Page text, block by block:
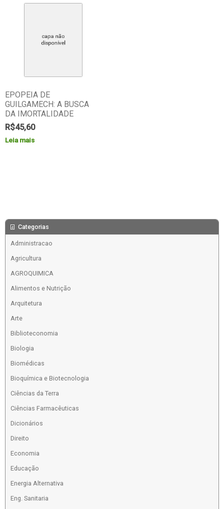
EPOPEIA DE
GUILGAMECH: A BUSCA
DA IMORTALIDADE
R$45,60
Leia mais
Categorias
Administracao
Agricultura
AGROQUIMICA
Alimentos e Nutrição
Arquitetura
Arte
Biblioteconomia
Biologia
Biomédicas
Bioquímica e Biotecnologia
Ciências da Terra
Ciências Farmacêuticas
Dicionários
Direito
Economia
Educação
Energia Alternativa
Eng. Sanitaria